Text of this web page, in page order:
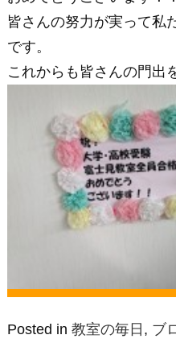
皆さんの努力が実って私
です。
これからも皆さんの門出
Posted in 教室の毎日 , ブ